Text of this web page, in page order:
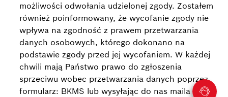
możliwości odwołania udzielonej zgody. Zostałem
również poinformowany, że wycofanie zgody nie
wpływa na zgodność z prawem przetwarzania
danych osobowych, którego dokonano na
podstawie zgody przed jej wycofaniem. W każdej
chwili mają Państwo prawo do zgłoszenia
sprzeciwu wobec przetwarzania danych poprzez
formularz: BKMS lub wysyłając do nas maila na